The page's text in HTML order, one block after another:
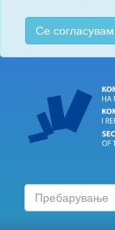
Се согласувам